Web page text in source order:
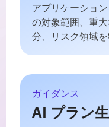
アプリケーショ
の対象範囲、重
分、リスク領域を
ガイダンス
AI プラン